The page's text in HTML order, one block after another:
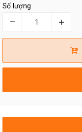
Số lượng
– +